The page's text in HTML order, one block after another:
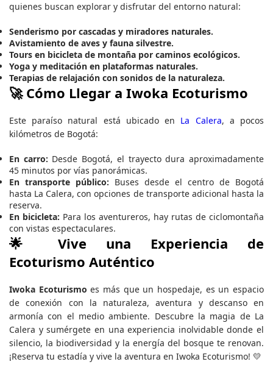
quienes buscan explorar y disfrutar del entorno natural:
Senderismo por cascadas y miradores naturales.
Avistamiento de aves y fauna silvestre.
Tours en bicicleta de montaña por caminos ecológicos.
Yoga y meditación en plataformas naturales.
Terapias de relajación con sonidos de la naturaleza.
🚀 Cómo Llegar a Iwoka Ecoturismo
Este paraíso natural está ubicado en La Calera, a pocos
kilómetros de Bogotá:
En carro: Desde Bogotá, el trayecto dura aproximadamente
45 minutos por vías panorámicas.
En transporte público: Buses desde el centro de Bogotá
hasta La Calera, con opciones de transporte adicional hasta la
reserva.
En bicicleta: Para los aventureros, hay rutas de ciclomontaña
con vistas espectaculares.
🌟 Vive una Experiencia de
Ecoturismo Auténtico
Iwoka Ecoturismo es más que un hospedaje, es un espacio
de conexión con la naturaleza, aventura y descanso en
armonía con el medio ambiente. Descubre la magia de La
Calera y sumérgete en una experiencia inolvidable donde el
silencio, la biodiversidad y la energía del bosque te renovan.
¡Reserva tu estadía y vive la aventura en Iwoka Ecoturismo! 💛